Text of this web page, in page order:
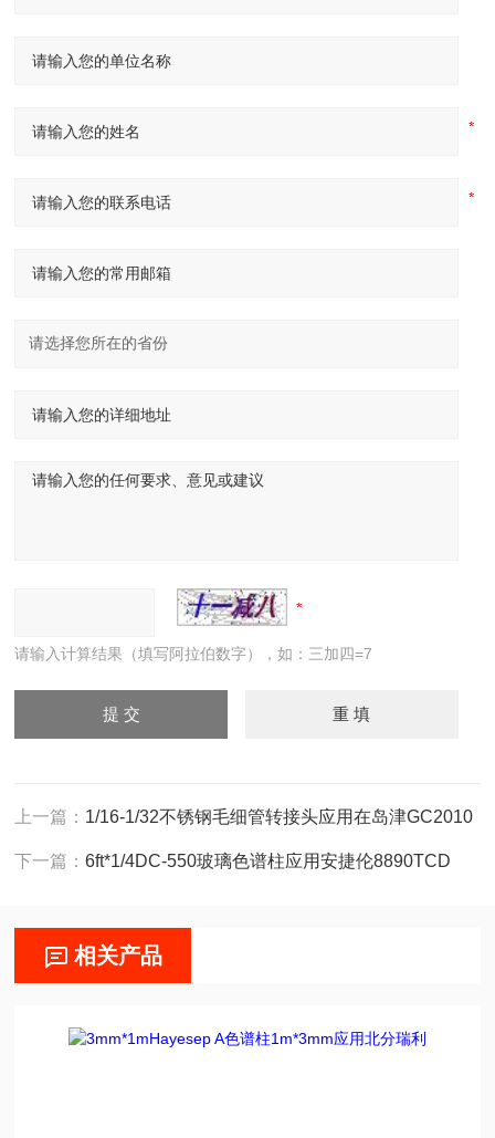
请输入计算结果（填写阿拉伯数字），如：三加四=7
上一篇： 1/16-1/32不锈钢毛细管转接头应用在岛津GC2010
下一篇：6ft*1/4DC-550玻璃色谱柱应用安捷伦8890TCD
相关产品